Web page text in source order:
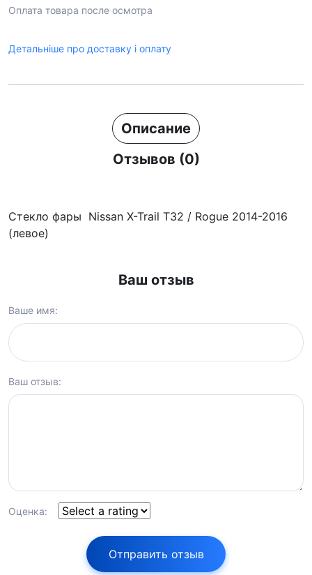
Оплата товара после осмотра
Детальніше про доставку і оплату
Описание
Отзывов (0)
Стекло фары Nissan X-Trail T32 / Rogue 2014-2016
(левое)
Ваш отзыв
Ваше имя:
Ваш отзыв:
Оценка:
Отправить отзыв